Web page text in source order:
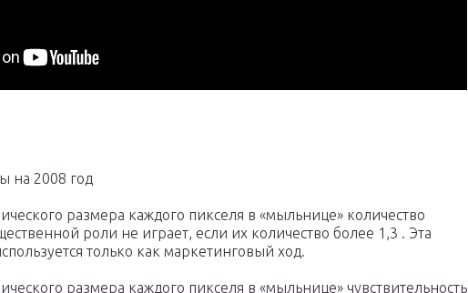
на 2008 год
размера каждого пикселя в «мыльнице» количество
роли не играет, если их количество более 1,3 . Эта
только как маркетинговый ход.
размера каждого пикселя в «мыльнице» чувствительность